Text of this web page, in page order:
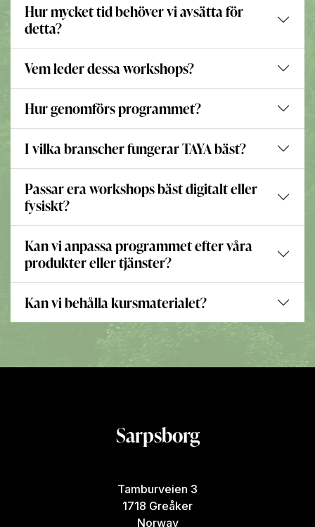
Hur mycket tid behöver vi avsätta för
detta?
Vem leder dessa workshops?
Hur genomförs programmet?
I vilka branscher fungerar TAYA bäst?
Passar era workshops bäst digitalt eller
fysiskt?
Kan vi anpassa programmet efter våra
produkter eller tjänster?
Kan vi behålla kursmaterialet?
Sarpsborg
Tamburveien 3
1718 Greåker
Norway